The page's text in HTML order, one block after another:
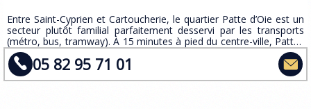
Entre Saint-Cyprien et Cartoucherie, le quartier Patte d’Oie est un
secteur plutôt familial parfaitement desservi par les transports
(métro, bus, tramway). À 15 minutes à pied du centre-ville, Pattes
d’Oie est un quartier plutôt recherché de Toulouse.
05 82 95 71 01